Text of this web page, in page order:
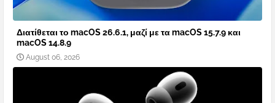
Διατίθεται το macOS 26.6.1, μαζί με τα macOS 15.7.9 και
macOS 14.8.9
August 06, 2026